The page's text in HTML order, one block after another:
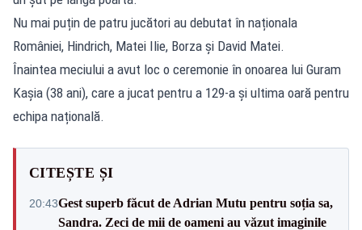
Nu mai puțin de patru jucători au debutat în naționala
României, Hindrich, Matei Ilie, Borza și David Matei.
Înaintea meciului a avut loc o ceremonie în onoarea lui Guram
Kașia (38 ani), care a jucat pentru a 129-a și ultima oară pentru
echipa națională.
CITEȘTE ȘI
20:43Gest superb făcut de Adrian Mutu pentru soția sa,
Sandra. Zeci de mii de oameni au văzut imaginile